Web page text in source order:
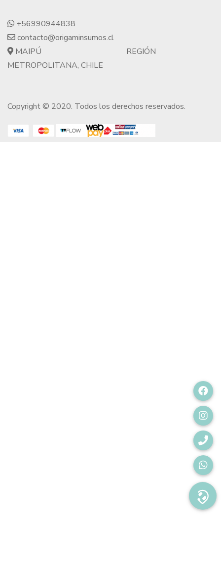
+56990944838
contacto@origaminsumos.cl
MAIPÚ REGIÓN
METROPOLITANA, CHILE
Copyright © 2020. Todos los derechos reservados.